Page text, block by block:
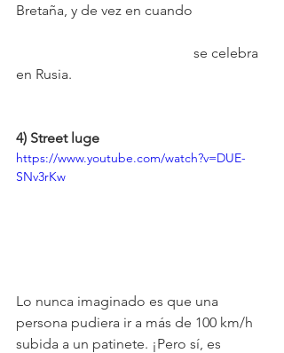
Bretaña, y de vez en cuando
en Rusia.
4) Street luge
https://www.youtube.com/watch?v=DUE-
SNv3rKw
Lo nunca imaginado es que una
persona pudiera ir a más de 100 km/h
subida a un patinete. ¡Pero sí, es